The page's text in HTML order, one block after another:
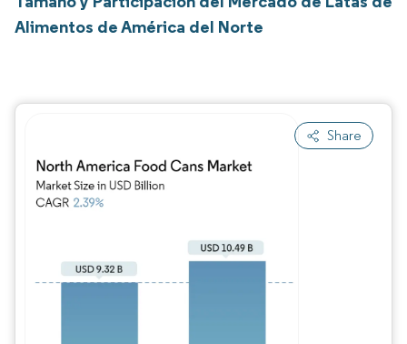
Alimentos de América del Norte
Share